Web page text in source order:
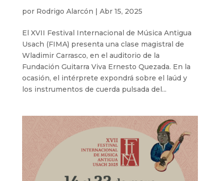
por Rodrigo Alarcón | Abr 15, 2025
El XVII Festival Internacional de Música Antigua
Usach (FIMA) presenta una clase magistral de
Wladimir Carrasco, en el auditorio de la
Fundación Guitarra Viva Ernesto Quezada. En la
ocasión, el intérprete expondrá sobre el laúd y
los instrumentos de cuerda pulsada del...